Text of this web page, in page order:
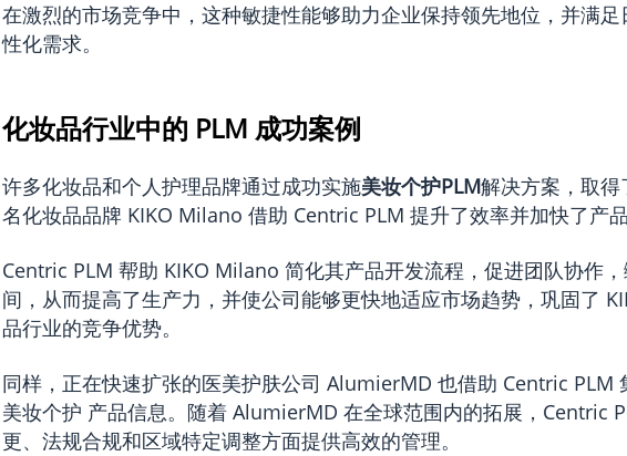
在激烈的市场竞争中，这种敏捷性能够助力企业保持领先地位，并满
性化需求。
化妆品行业中的 PLM 成功案例
许多化妆品和个人护理品牌通过成功实施美妆个护PLM解决方案，取
名化妆品品牌 KIKO Milano 借助 Centric PLM 提升了效率并加快了产品
Centric PLM 帮助 KIKO Milano 简化其产品开发流程，促进团队协作
间，从而提高了生产力，并使公司能够更快地适应市场趋势，巩固了
品行业的竞争优势。
同样，正在快速扩张的医美护肤公司 AlumierMD 也借助 Centric PLM
美妆个护 产品信息。随着 AlumierMD 在全球范围内的拓展，Centric
更、法规合规和区域特定调整方面提供高效的管理。